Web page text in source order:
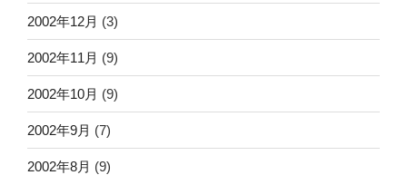
2002年12月 (3)
2002年11月 (9)
2002年10月 (9)
2002年9月 (7)
2002年8月 (9)